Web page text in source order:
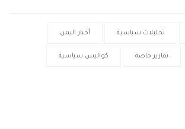
تحليلات سياسية أخبار اليمن
تقارير خاصة كواليس سياسية